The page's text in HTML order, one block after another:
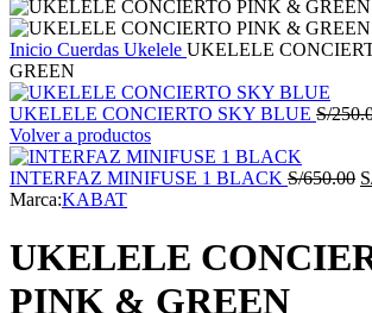
Inicio Cuerdas Ukelele UKELELE
GREEN
UKELELE CONCIERTO SKY BLUE S/
Volver a productos
INTERFAZ MINIFUSE 1 BLACK S/650.00
Marca:KABAT
UKELELE
PINK & GREEN